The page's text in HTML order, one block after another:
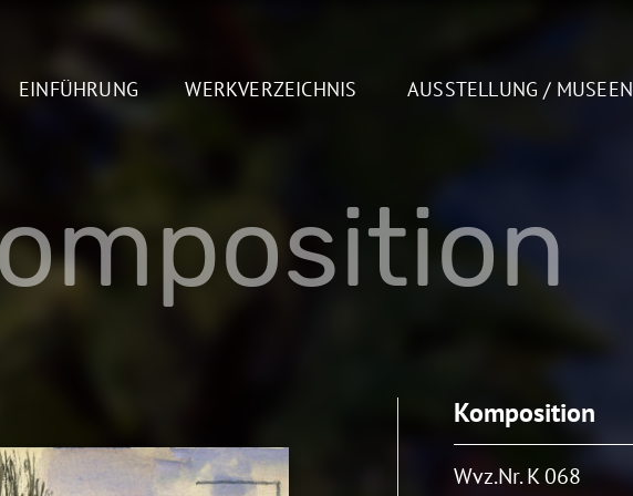
EINFÜHRUNG WERKVERZEICHNIS AUSSTELLUNG / MUSEEN
Komposition
Wvz.Nr. K 068